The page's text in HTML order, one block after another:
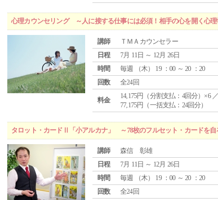
心理カウンセリング ～人に接する仕事には必須！相手の心を開く心理
講師
ＴＭＡカウンセラー
日程
7月 11日 ～ 12月 26日
時間
毎週 （木） 19 ：00 ～ 20 ：20
回数
全24回
料金
14,175円（分割支払：4回分）×6
77,175円（一括支払：24回分）
タロット・カードⅡ「小アルカナ」 ～78枚のフルセット・カードを自
講師
森信 彰雄
日程
7月 11日 ～ 12月 26日
時間
毎週 （木） 19 ：00 ～ 20 ：20
回数
全24回